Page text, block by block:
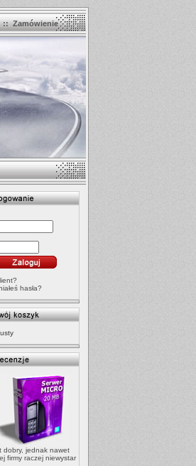
:: Zamówienie
hasła?
dobry, jednak nawet
firmy raczej niewystar